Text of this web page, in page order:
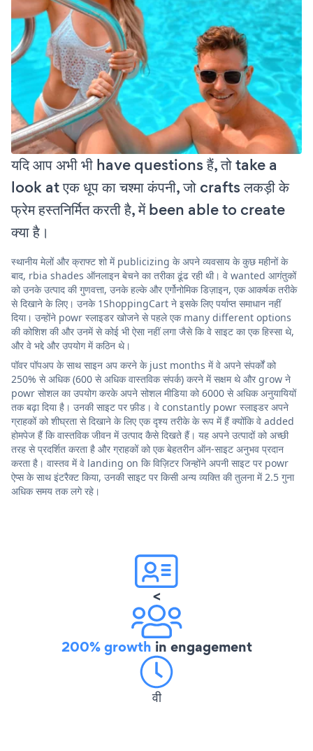
यदि आप अभी भी have questions हैं, तो take a
look at एक धूप का चश्मा कंपनी, जो crafts लकड़ी के
फ्रेम हस्तनिर्मित करती है, में been able to create
क्या है।
स्थानीय मेलों और क्राफ्ट शो में publicizing के अपने व्यवसाय के कुछ महीनों के
बाद, rbia shades ऑनलाइन बेचने का तरीका ढूंढ रही थी। वे wanted आगंतुकों
को उनके उत्पाद की गुणवत्ता, उनके हल्के और एर्गोनोमिक डिज़ाइन, एक आकर्षक तरीके
से दिखाने के लिए। उनके 1ShoppingCart ने इसके लिए पर्याप्त समाधान नहीं
दिया। उन्होंने powr स्लाइडर खोजने से पहले एक many different options
की कोशिश की और उनमें से कोई भी ऐसा नहीं लगा जैसे कि वे साइट का एक हिस्सा थे,
और वे भद्दे और उपयोग में कठिन थे।
पॉवर पॉपअप के साथ साइन अप करने के just months में वे अपने संपर्कों को
250% से अधिक (600 से अधिक वास्तविक संपर्क) करने में सक्षम थे और grow ने
powr सोशल का उपयोग करके अपने सोशल मीडिया को 6000 से अधिक अनुयायियों
तक बढ़ा दिया है। उनकी साइट पर फ़ीड। वे constantly powr स्लाइडर अपने
ग्राहकों को शीघ्रता से दिखाने के लिए एक दृश्य तरीके के रूप में हैं क्योंकि वे added
होमपेज हैं कि वास्तविक जीवन में उत्पाद कैसे दिखते हैं। यह अपने उत्पादों को अच्छी
तरह से प्रदर्शित करता है और ग्राहकों को एक बेहतरीन ऑन-साइट अनुभव प्रदान
करता है। वास्तव में वे landing on कि विज़िटर जिन्होंने अपनी साइट पर powr
ऐप्स के साथ इंटरैक्ट किया, उनकी साइट पर किसी अन्य व्यक्ति की तुलना में 2.5 गुना
अधिक समय तक लगे रहे।
<
200% growth in engagement
वी